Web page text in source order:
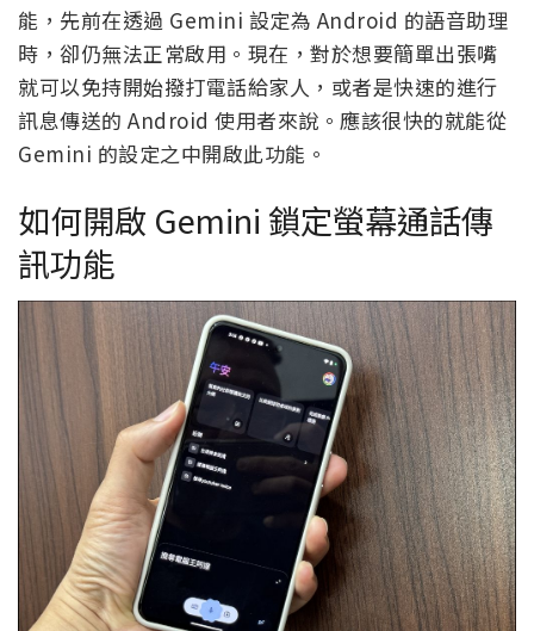
能，先前在透過 Gemini 設定為 Android 的語音助理
時，卻仍無法正常啟用。現在，對於想要簡單出張嘴
就可以免持開始撥打電話給家人，或者是快速的進行
訊息傳送的 Android 使用者來說。應該很快的就能從
Gemini 的設定之中開啟此功能。
如何開啟 Gemini 鎖定螢幕通話傳
訊功能